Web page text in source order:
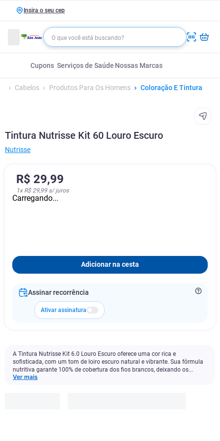
Insira o seu cep
Cupons Serviços de Saúde Nossas Marcas
Cabelos Produtos Para Os Homens Coloração E Tintura
Tintura Nutrisse Kit 60 Louro Escuro
Nutrisse
R$ 29,99
1x R$ 29,99s/ juros
Carregando...
Adicionar na cesta
Assinar recorrência
Ativar assinatura
A Tintura Nutrisse Kit 6.0 Louro Escuro oferece uma cor rica e
sofisticada, com um tom de loiro escuro natural e vibrante. Sua fórmula
nutritiva garante 100% de cobertura dos fios brancos, deixando os...
Ver mais